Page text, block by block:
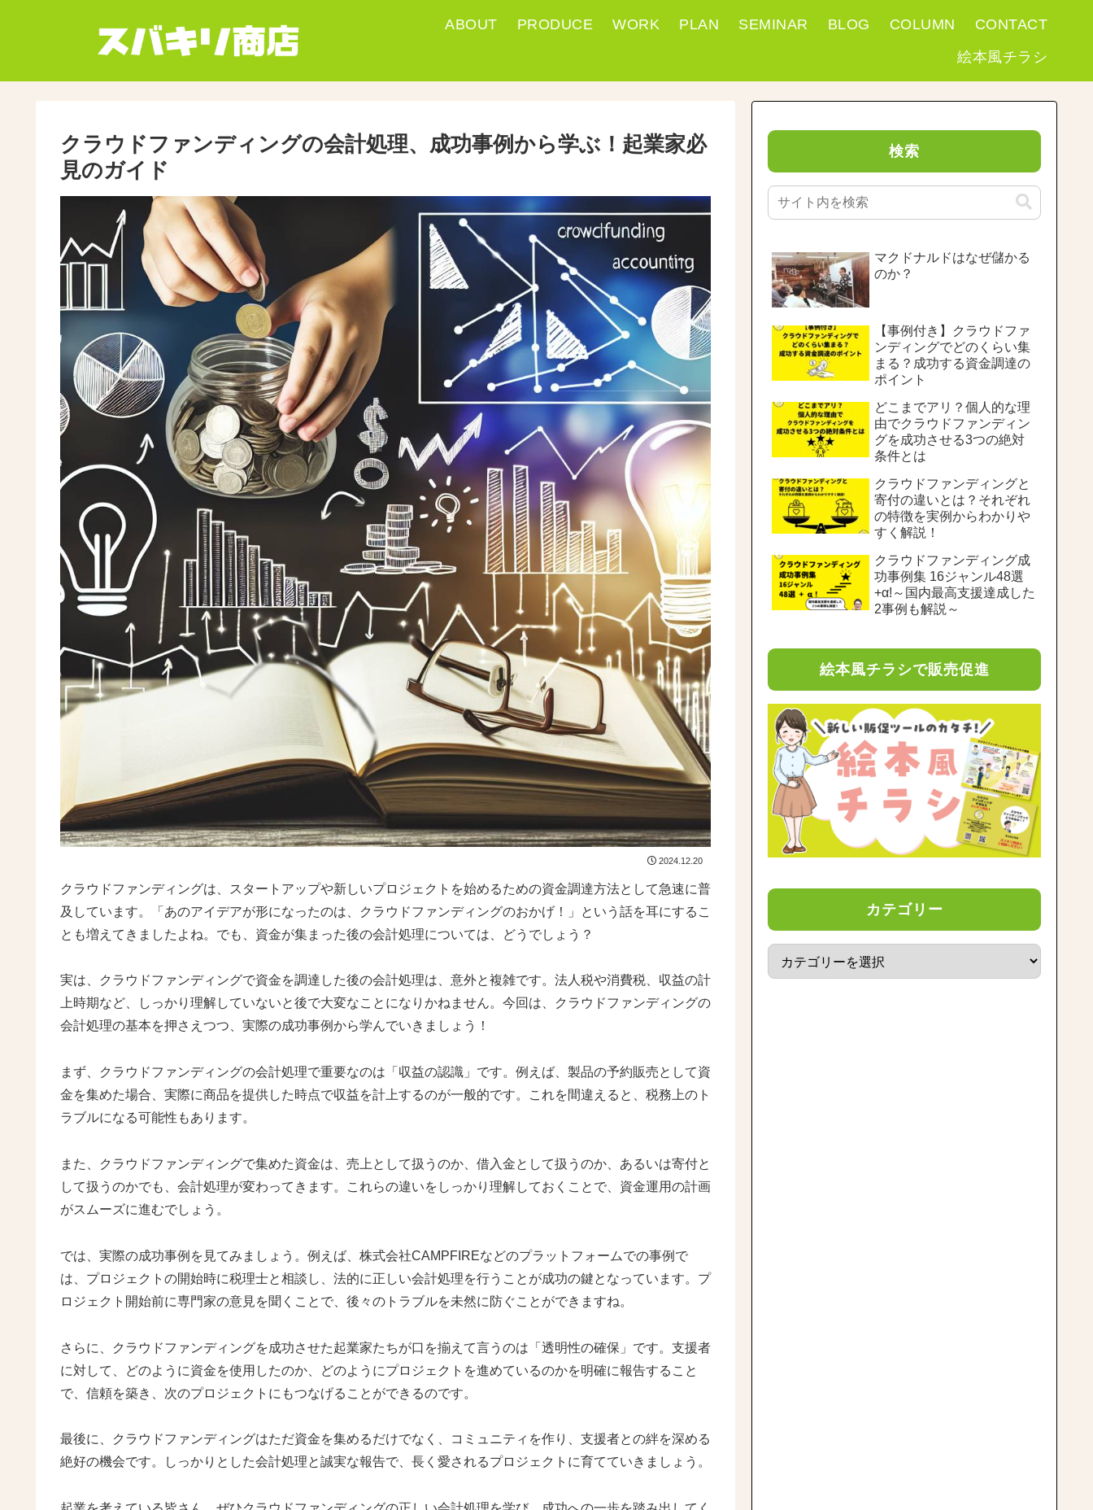
ABOUT PRODUCE WORK PLAN SEMINAR BLOG COLUMN
CONTACT
絵本風チラシ
クラウドファンディングの会計処理、成功事例から学ぶ！起業家必
見のガイド
2024.12.20
クラウドファンディングは、スタートアップや新しいプロジェクトを始めるための資金調達方法として急速に普
及しています。「あのアイデアが形になったのは、クラウドファンディングのおかげ！」という話を耳にするこ
とも増えてきましたよね。でも、資金が集まった後の会計処理については、どうでしょう？
実は、クラウドファンディングで資金を調達した後の会計処理は、意外と複雑です。法人税や消費税、収益の計
上時期など、しっかり理解していないと後で大変なことになりかねません。今回は、クラウドファンディングの
会計処理の基本を押さえつつ、実際の成功事例から学んでいきましょう！
まず、クラウドファンディングの会計処理で重要なのは「収益の認識」です。例えば、製品の予約販売として資
金を集めた場合、実際に商品を提供した時点で収益を計上するのが一般的です。これを間違えると、税務上のト
ラブルになる可能性もあります。
また、クラウドファンディングで集めた資金は、売上として扱うのか、借入金として扱うのか、あるいは寄付と
して扱うのかでも、会計処理が変わってきます。これらの違いをしっかり理解しておくことで、資金運用の計画
がスムーズに進むでしょう。
では、実際の成功事例を見てみましょう。例えば、株式会社CAMPFIREなどのプラットフォームでの事例で
は、プロジェクトの開始時に税理士と相談し、法的に正しい会計処理を行うことが成功の鍵となっています。プ
ロジェクト開始前に専門家の意見を聞くことで、後々のトラブルを未然に防ぐことができますね。
さらに、クラウドファンディングを成功させた起業家たちが口を揃えて言うのは「透明性の確保」です。支援者
に対して、どのように資金を使用したのか、どのようにプロジェクトを進めているのかを明確に報告すること
で、信頼を築き、次のプロジェクトにもつなげることができるのです。
最後に、クラウドファンディングはただ資金を集めるだけでなく、コミュニティを作り、支援者との絆を深める
絶好の機会です。しっかりとした会計処理と誠実な報告で、長く愛されるプロジェクトに育てていきましょう。
検索
マクドナルドはなぜ儲かる
のか？
【事例付き】クラウドファ
ンディングでどのくらい集
まる？成功する資金調達の
ポイント
どこまでアリ？個人的な理
由でクラウドファンディン
グを成功させる3つの絶対
条件とは
クラウドファンディングと
寄付の違いとは？それぞれ
の特徴を実例からわかりや
すく解説！
クラウドファンディング成
功事例集 16ジャンル48選
+α!～国内最高支援達成した
2事例も解説～
絵本風チラシで販売促進
カテゴリー